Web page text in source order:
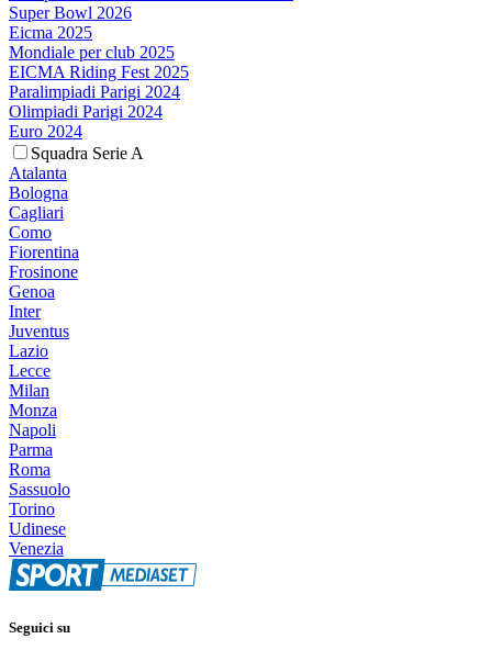
Super Bowl 2026
Eicma 2025
Mondiale per club 2025
EICMA Riding Fest 2025
Paralimpiadi Parigi 2024
Olimpiadi Parigi 2024
Euro 2024
Squadra Serie A
Atalanta
Bologna
Cagliari
Como
Fiorentina
Frosinone
Genoa
Inter
Juventus
Lazio
Lecce
Milan
Monza
Napoli
Parma
Roma
Sassuolo
Torino
Udinese
Venezia
Seguici su